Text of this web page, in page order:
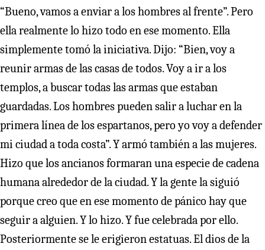
“Bueno, vamos a enviar a los hombres al frente”. Pero
ella realmente lo hizo todo en ese momento. Ella
simplemente tomó la iniciativa. Dijo: “Bien, voy a
reunir armas de las casas de todos. Voy a ir a los
templos, a buscar todas las armas que estaban
guardadas. Los hombres pueden salir a luchar en la
primera línea de los espartanos, pero yo voy a defender
mi ciudad a toda costa”. Y armó también a las mujeres.
Hizo que los ancianos formaran una especie de cadena
humana alrededor de la ciudad. Y la gente la siguió
porque creo que en ese momento de pánico hay que
seguir a alguien. Y lo hizo. Y fue celebrada por ello.
Posteriormente se le erigieron estatuas. El dios de la